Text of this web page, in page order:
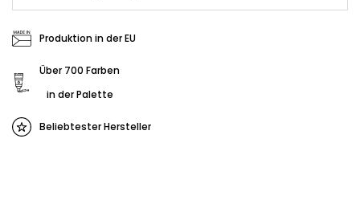
Produktion in der EU
Über 700 Farben
in der Palette
Beliebtester Hersteller